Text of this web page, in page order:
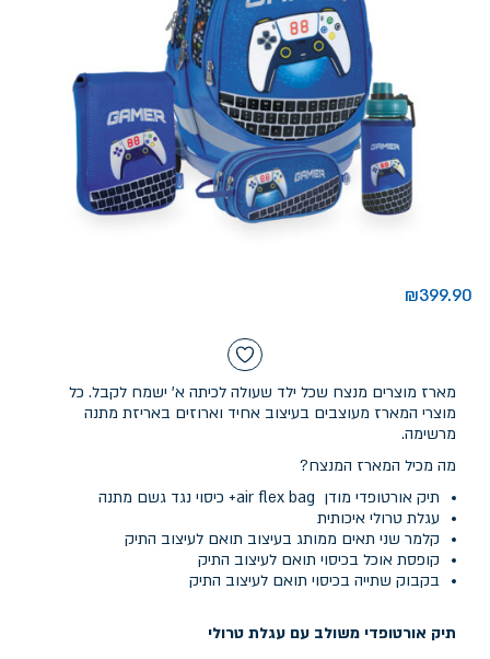
₪399.90
מארז מוצרים מנצח שכל ילד שעולה לכיתה א' ישמח לקבל. כל
מוצרי המארז מעוצבים בעיצוב אחיד וארוזים באריזת מתנה
מרשימה.
מה מכיל המארז המנצח?
תיק אורטופדי מודן air flex bag+ כיסוי נגד גשם מתנה
עגלת טרולי איכותית
קלמר שני תאים ממותג בעיצוב תואם לעיצוב התיק
קופסת אוכל בכיסוי תואם לעיצוב התיק
בקבוק שתייה בכיסוי תואם לעיצוב התיק
תיק אורטופדי משולב עם עגלת טרולי